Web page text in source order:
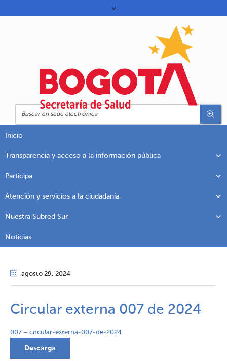
Inicio
Transparencia y acceso a la información pública
Participa
Atención y servicios a la ciudadanía
Nuestra Subred Sur
Noticias
agosto 29, 2024
Circular externa 007 de 2024
007 – circular-externa-007-de-2024
Descarga